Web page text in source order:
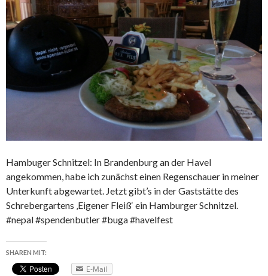
Hambuger Schnitzel: In Brandenburg an der Havel
angekommen, habe ich zunächst einen Regenschauer in meiner
Unterkunft abgewartet. Jetzt gibt’s in der Gaststätte des
Schrebergartens ‚Eigener Fleiß‘ ein Hamburger Schnitzel.
#nepal #spendenbutler #buga #havelfest
SHAREN MIT:
E-Mail